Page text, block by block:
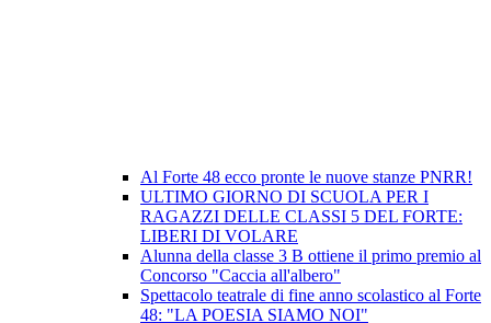
Al Forte 48 ecco pronte le nuove stanze PNRR!
ULTIMO GIORNO DI SCUOLA PER I
RAGAZZI DELLE CLASSI 5 DEL FORTE:
LIBERI DI VOLARE
Alunna della classe 3 B ottiene il primo premio al
Concorso "Caccia all'albero"
Spettacolo teatrale di fine anno scolastico al Forte
48: "LA POESIA SIAMO NOI"